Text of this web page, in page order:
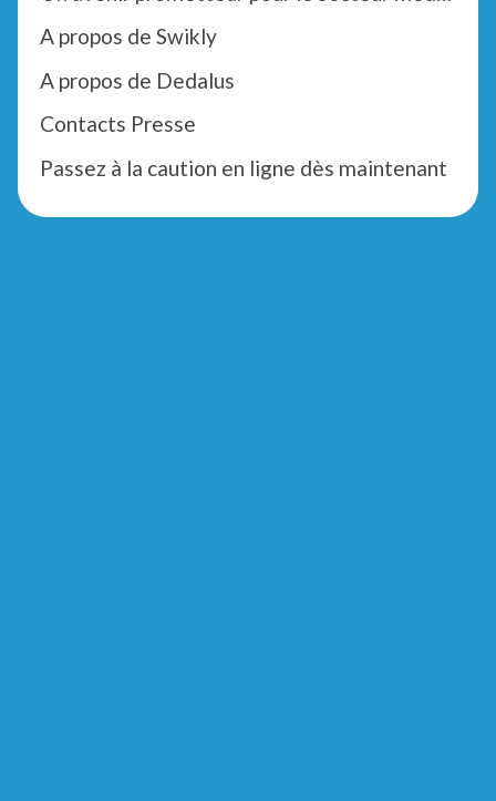
A propos de Swikly
A propos de Dedalus
Contacts Presse
Passez à la caution en ligne dès maintenant